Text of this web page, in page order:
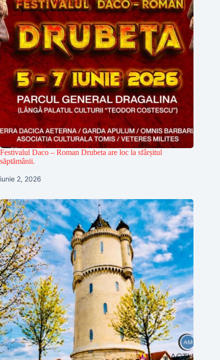
Festivalul Daco – Roman Drubeta are loc la sfârșitul
săptămânii.
iunie 2, 2026